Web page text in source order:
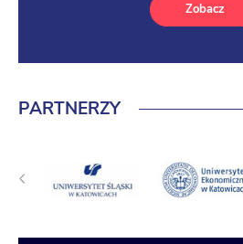
Zobacz
PARTNERZY